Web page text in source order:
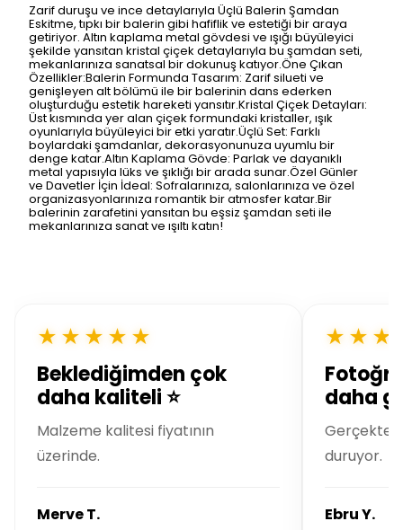
Zarif duruşu ve ince detaylarıyla Üçlü Balerin Şamdan
Eskitme, tıpkı bir balerin gibi hafiflik ve estetiği bir araya
getiriyor. Altın kaplama metal gövdesi ve ışığı büyüleyici
şekilde yansıtan kristal çiçek detaylarıyla bu şamdan seti,
mekanlarınıza sanatsal bir dokunuş katıyor.Öne Çıkan
Özellikler:Balerin Formunda Tasarım: Zarif silueti ve
genişleyen alt bölümü ile bir balerinin dans ederken
oluşturduğu estetik hareketi yansıtır.Kristal Çiçek Detayları:
Üst kısmında yer alan çiçek formundaki kristaller, ışık
oyunlarıyla büyüleyici bir etki yaratır.Üçlü Set: Farklı
boylardaki şamdanlar, dekorasyonunuza uyumlu bir
denge katar.Altın Kaplama Gövde: Parlak ve dayanıklı
metal yapısıyla lüks ve şıklığı bir arada sunar.Özel Günler
ve Davetler İçin İdeal: Sofralarınıza, salonlarınıza ve özel
organizasyonlarınıza romantik bir atmosfer katar.Bir
balerinin zarafetini yansıtan bu eşsiz şamdan seti ile
mekanlarınıza sanat ve ışıltı katın!
★★★★★
Beklediğimden çok
daha kaliteli ⭐
Malzeme kalitesi fiyatının
üzerinde.
Merve T.
daha
Gerçekte
duruyor.
Ebru Y.